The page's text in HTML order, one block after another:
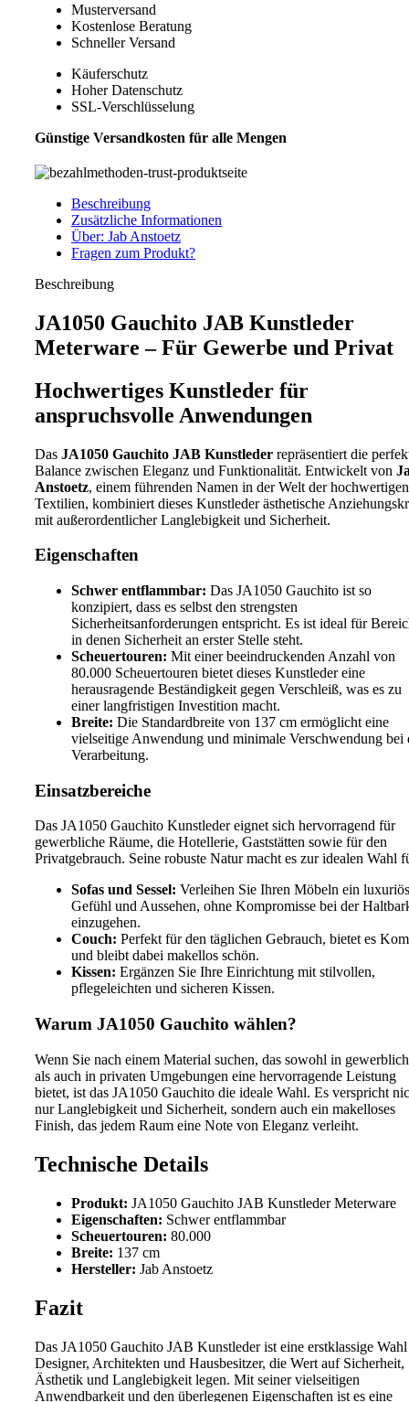
Musterversand
Kostenlose Beratung
Schneller Versand
Käuferschutz
Hoher Datenschutz
SSL-Verschlüsselung
Günstige Versandkosten für alle Mengen
Beschreibung
Zusätzliche Informationen
Über: Jab Anstoetz
Fragen zum Produkt?
Beschreibung
JA1050 Gauchito JAB Kunstleder
Meterware – Für Gewerbe und Privat
Hochwertiges Kunstleder für
anspruchsvolle Anwendungen
Das JA1050 Gauchito JAB Kunstleder repräsentiert die
Balance zwischen Eleganz und Funktionalität. Entwickelt von
Anstoetz, einem führenden Namen in der Welt der hochwertigen
Textilien, kombiniert dieses Kunstleder ästhetische
mit außerordentlicher Langlebigkeit und Sicherheit.
Eigenschaften
Schwer entflammbar: Das JA1050 Gauchito ist so
konzipiert, dass es selbst den strengsten
Sicherheitsanforderungen entspricht. Es ist ideal für
in denen Sicherheit an erster Stelle steht.
Scheuertouren: Mit einer beeindruckenden Anzahl von
80.000 Scheuertouren bietet dieses Kunstleder eine
herausragende Beständigkeit gegen Verschleiß, was es zu
einer langfristigen Investition macht.
Breite: Die Standardbreite von 137 cm ermöglicht eine
vielseitige Anwendung und minimale Verschwendung bei
Verarbeitung.
Einsatzbereiche
Das JA1050 Gauchito Kunstleder eignet sich hervorragend für
gewerbliche Räume, die Hotellerie, Gaststätten sowie für den
Privatgebrauch. Seine robuste Natur macht es zur idealen Wahl
Sofas und Sessel: Verleihen Sie Ihren Möbeln ein
Gefühl und Aussehen, ohne Kompromisse bei der
einzugehen.
Couch: Perfekt für den täglichen Gebrauch, bietet es
und bleibt dabei makellos schön.
Kissen: Ergänzen Sie Ihre Einrichtung mit stilvollen,
pflegeleichten und sicheren Kissen.
Warum JA1050 Gauchito wählen?
Wenn Sie nach einem Material suchen, das sowohl in
als auch in privaten Umgebungen eine hervorragende Leistung
bietet, ist das JA1050 Gauchito die ideale Wahl. Es verspricht
nur Langlebigkeit und Sicherheit, sondern auch ein makelloses
Finish, das jedem Raum eine Note von Eleganz verleiht.
Technische Details
Produkt: JA1050 Gauchito JAB Kunstleder Meterware
Eigenschaften: Schwer entflammbar
Scheuertouren: 80.000
Breite: 137 cm
Hersteller: Jab Anstoetz
Fazit
Das JA1050 Gauchito JAB Kunstleder ist eine erstklassige
Designer, Architekten und Hausbesitzer, die Wert auf Sicherheit,
Ästhetik und Langlebigkeit legen. Mit seiner vielseitigen
Anwendbarkeit und den überlegenen Eigenschaften ist es eine